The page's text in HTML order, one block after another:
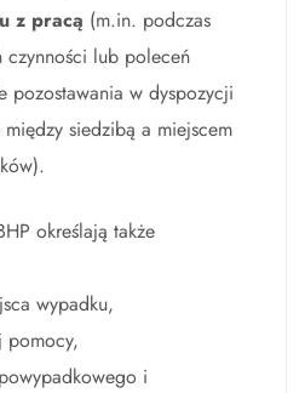
z pracą (m.in. podczas
czynności lub poleceń
pozostawania w dyspozycji
siedzibą a miejscem
określają także
wypadku,
pomocy,
i